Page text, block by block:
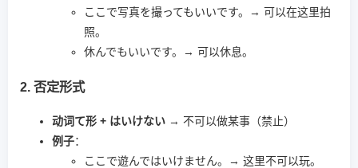
ここで写真を撮ってもいいです。→ 可以在这里拍
照。
休んでもいいです。→ 可以休息。
2. 否定形式
动词て形 + はいけない → 不可以做某事（禁止）
例子：
ここで遊んではいけません。→ 这里不可以玩。